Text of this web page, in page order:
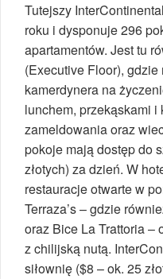
Tutejszy
roku i dysponuje 296
apartamentów. Jest tu
(Executive Floor), gdzie
kamerdynera na
lunchem, przekąskami
zameldowania oraz
pokoje mają dostęp do
złotych) za dzień. W
restauracje otwarte w
Terraza’s – gdzie
oraz Bice La Trattoria –
z chilijską nutą.
siłownię ($8 – ok. 25